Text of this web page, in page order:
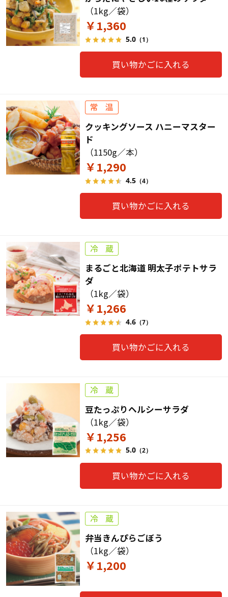
（1kg／袋）
￥1,360
5.0（1）
買い物かごに入れる
クッキングソース ハニーマスター
ド
（1150g／本）
￥1,290
4.5（4）
買い物かごに入れる
まるごと北海道 明太子ポテトサラ
ダ
（1kg／袋）
￥1,266
4.6（7）
買い物かごに入れる
豆たっぷりヘルシーサラダ
（1kg／袋）
￥1,256
5.0（2）
買い物かごに入れる
弁当きんぴらごぼう
（1kg／袋）
￥1,200